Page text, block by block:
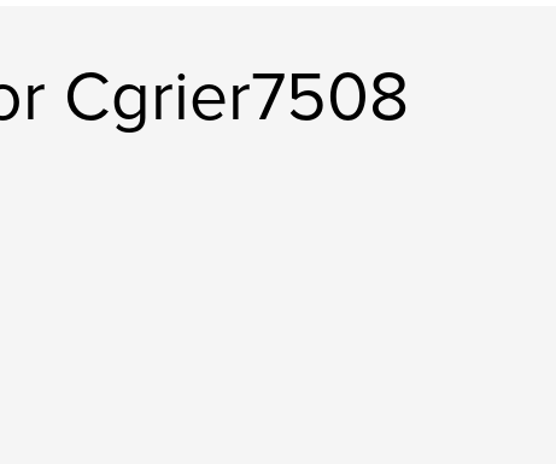
Cgrier7508